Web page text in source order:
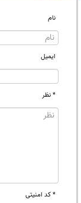
نام
ایمیل
* نظر
* کد امنیتی